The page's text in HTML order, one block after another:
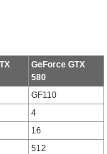
GeForce GTX
580
GF110
4
16
512